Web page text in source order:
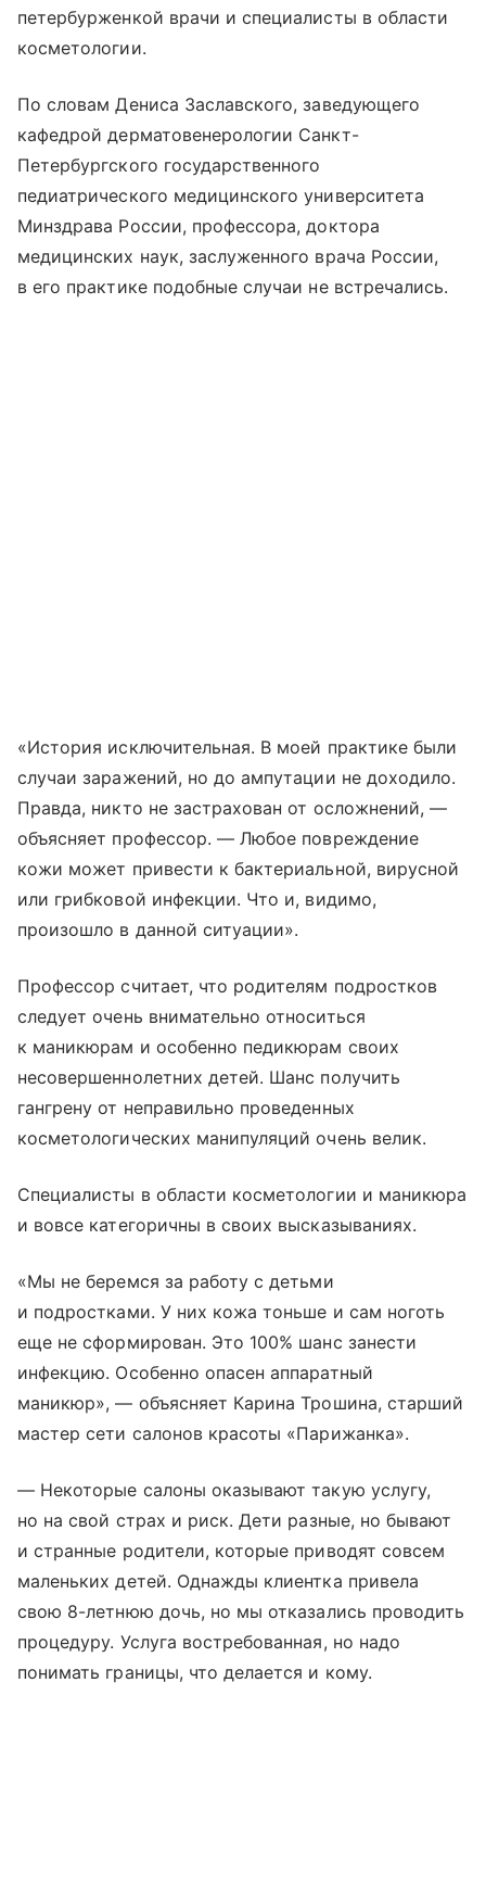
петербурженкой врачи и специалисты в области
косметологии.
По словам Дениса Заславского, заведующего
кафедрой дерматовенерологии Санкт-
Петербургского государственного
педиатрического медицинского университета
Минздрава России, профессора, доктора
медицинских наук, заслуженного врача России,
в его практике подобные случаи не встречались.
«История исключительная. В моей практике были
случаи заражений, но до ампутации не доходило.
Правда, никто не застрахован от осложнений, —
объясняет профессор. — Любое повреждение
кожи может привести к бактериальной, вирусной
или грибковой инфекции. Что и, видимо,
произошло в данной ситуации».
Профессор считает, что родителям подростков
следует очень внимательно относиться
к маникюрам и особенно педикюрам своих
несовершеннолетних детей. Шанс получить
гангрену от неправильно проведенных
косметологических манипуляций очень велик.
Специалисты в области косметологии и маникюра
и вовсе категоричны в своих высказываниях.
«Мы не беремся за работу с детьми
и подростками. У них кожа тоньше и сам ноготь
еще не сформирован. Это 100% шанс занести
инфекцию. Особенно опасен аппаратный
маникюр», — объясняет Карина Трошина, старший
мастер сети салонов красоты «Парижанка».
— Некоторые салоны оказывают такую услугу,
но на свой страх и риск. Дети разные, но бывают
и странные родители, которые приводят совсем
маленьких детей. Однажды клиентка привела
свою 8-летнюю дочь, но мы отказались проводить
процедуру. Услуга востребованная, но надо
понимать границы, что делается и кому.